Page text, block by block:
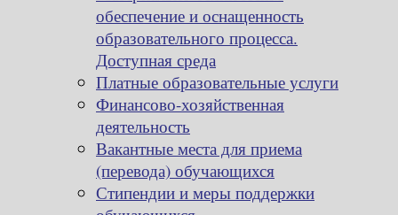
обеспечение и оснащенность
образовательного процесса.
Доступная среда
Платные образовательные услуги
Финансово-хозяйственная
деятельность
Вакантные места для приема
(перевода) обучающихся
Стипендии и меры поддержки